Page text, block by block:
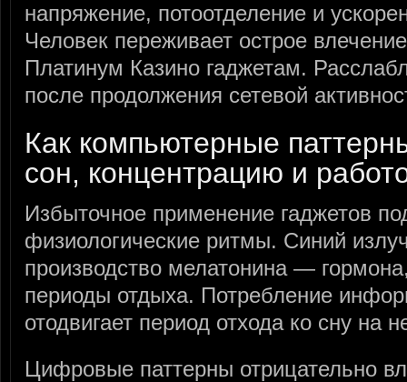
напряжение, потоотделение и
Человек переживает острое
Платинум Казино гаджетам.
после продолжения сетевой
Как компьютерные
сон, концентрацию и
Избыточное применение гаджетов
физиологические ритмы. Синий
производство мелатонина —
периоды отдыха. Потребление
отодвигает период отхода ко сну на
Цифровые паттерны отрицательно